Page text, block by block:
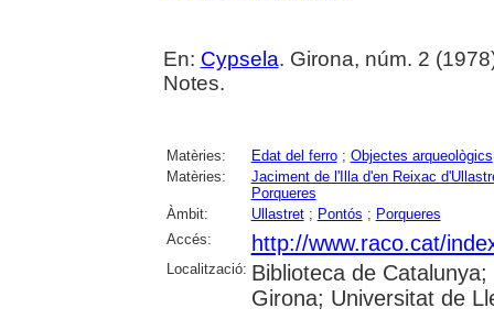
En: Cypsela. Girona, núm. 2
Notes.
Matèries: Edat del ferro; Objectes arqueològics
Matèries:
Jaciment de l'Illa d'en Reixac
Porqueres
Àmbit:
Ullastret; Pontós ; Porqueres
Accés:
http://www.raco.cat/
Localització: Biblioteca de
Girona; Universitat de